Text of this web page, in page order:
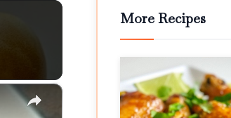
×
More Recipes